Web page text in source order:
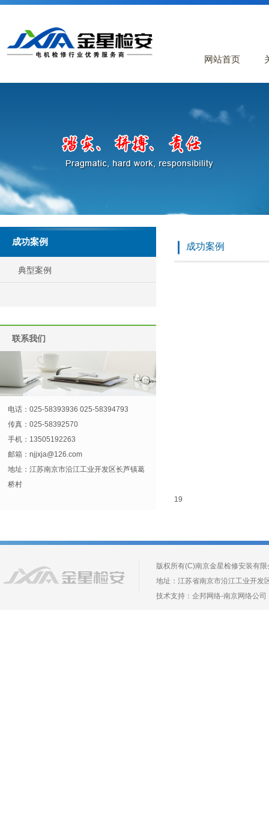
网站首页
成功案例
典型案例
联系我们
电话：025-58393936 025-58394793
传真：025-58392570
手机：13505192263
邮箱： njjxja@126.com
地址：江苏南京市沿江工业开发区长芦镇葛
桥村
成功案例
19
版权所有(C)南京金星检修安装有
地址：江苏省南京市沿江工业开
技术支持： 企邦网络-南京网络公司